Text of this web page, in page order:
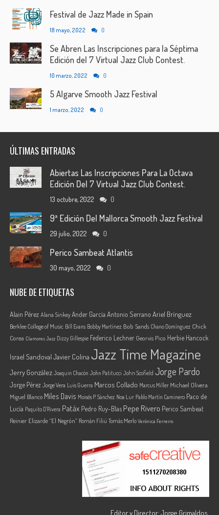
Festival de Jazz Made in Spain
18 mayo, 2022 0
Se Abren Las Inscripciones para la Séptima
Edición del 7 Virtual Jazz Club Contest.
10 marzo, 2022 0
5 Algarve Smooth Jazz Festival
1 marzo, 2022 0
ÚLTIMAS ENTRADAS
Abiertas Las Inscripciones Para La Octava
Edición Del 7 Virtual Jazz Club Contest.
13 octubre, 2022 0
9ª Edición Del Mallorca Smooth Jazz Festival
29 julio, 2022 0
Perico Sambeat Atlantis
30 mayo, 2022 0
NUBE DE ETIQUETAS
Alain Pérez Alana SinkeyAnder García Antonio Serrano Ariel Brínguez
Berklee College of Music Bill Evans Bobby Martínez Bob Sands Chano Domínguez Chick
Corea Clamores Jazz Dizzy Gillespie Federico Lechner Georvis Pico Herbie Hancock
Israel Sandoval Javier Colina Jazz Time Magazine
Jerry González Joaquin Chacón John Patitucci John Scofield Jorge Pardo
Jorge Pérez Jorge Vera Luis Guerra Marcos Collado Marcus Miller Michael Olivera
Miguel Blanco Miles Davis Moisés P. Sánchez Noa Lur Pablo Martín Caminero Paco de
Lucía Paquito D'Rivera Patáx Pedro Ruy-Blas Pepe Rivero Perico Sambeat
Reinier Elizarde “El Negrón” Román Filiú Tomás Merlo Verónica Ferreiro
Editor y Director: Jorge Grimaldos.